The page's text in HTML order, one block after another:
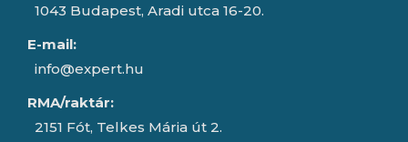
1043 Budapest, Aradi utca 16-20.
E-mail:
info@expert.hu
RMA/raktár:
2151 Fót, Telkes Mária út 2.